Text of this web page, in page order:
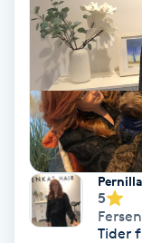
Nagelförlängning
Nagelförstärkning
Nagelklippning
Nagelsvamp
Nageltrång
5
Tider